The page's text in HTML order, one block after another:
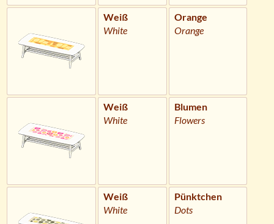
Weiß
White
Orange
Orange
Weiß
White
Blumen
Flowers
Weiß
White
Pünktchen
Dots